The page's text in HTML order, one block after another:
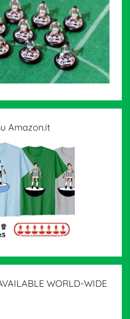
Amazon.it
WORLD-WIDE